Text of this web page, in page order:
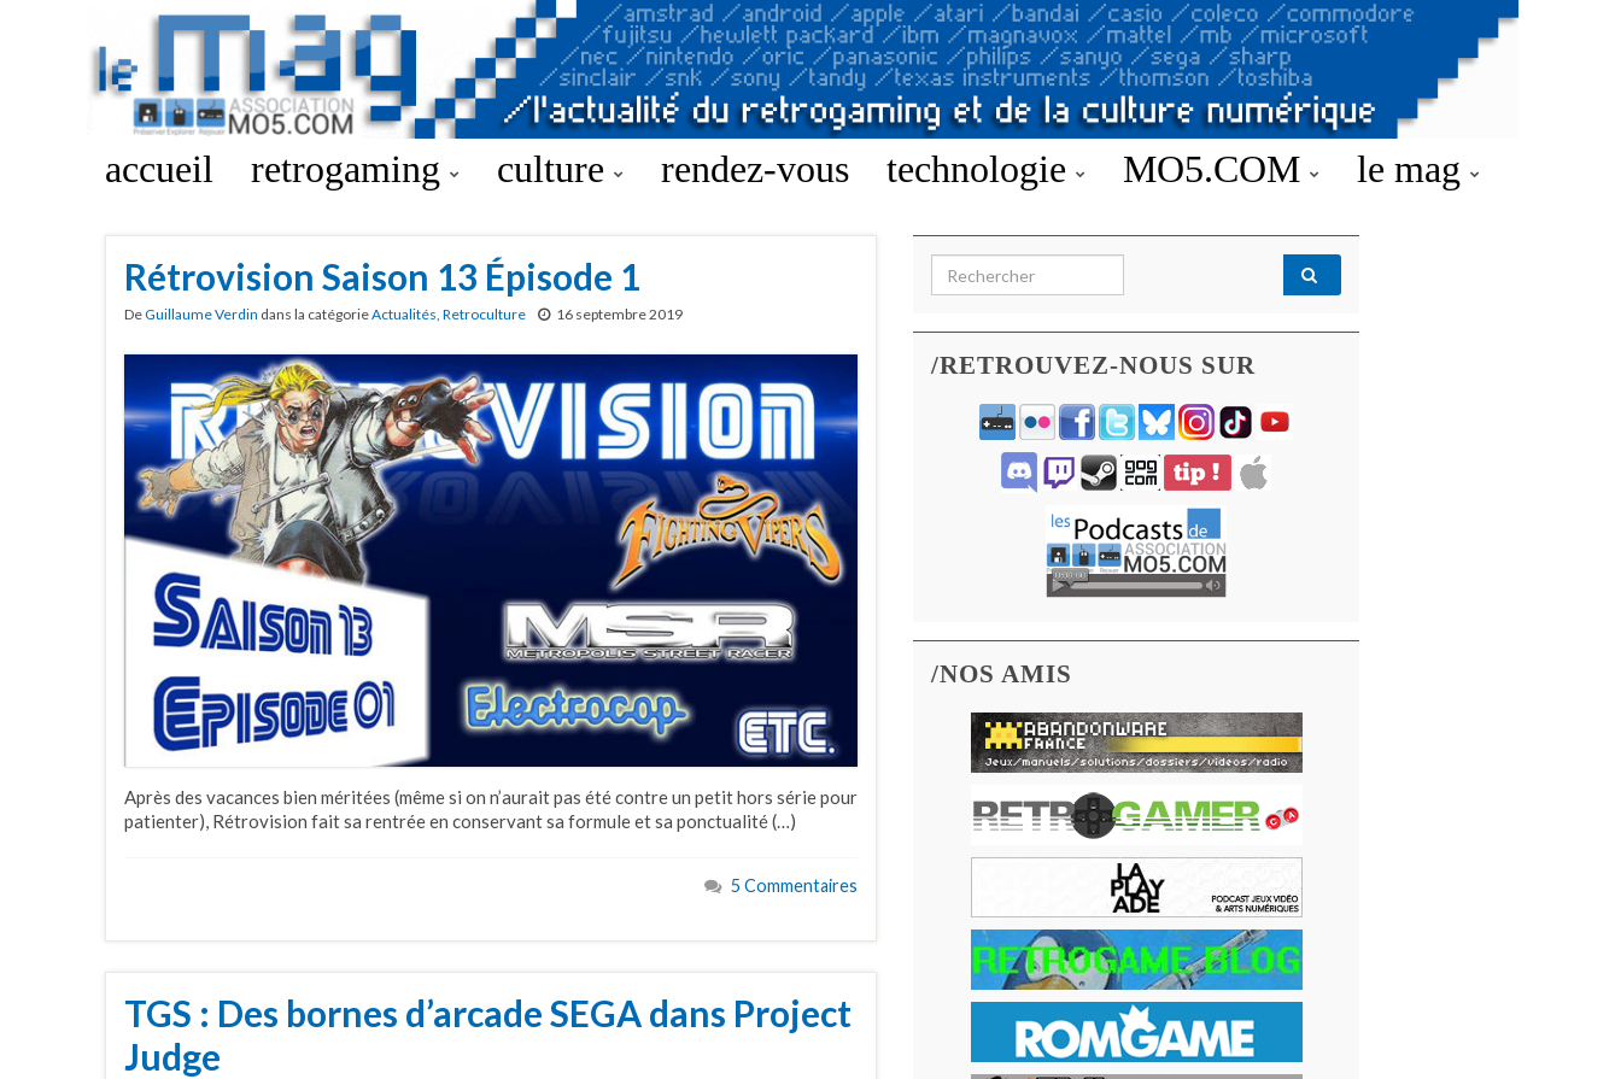
accueil retrogaming culture rendez-vous technologie MO5.COM le mag
Rétrovision Saison 13 Épisode 1
DeGuillaume Verdin dans la catégorieActualités, Retroculture 16 septembre 2019
Après des vacances bien méritées (même si on n’aurait pas été contre un petit hors série pour
patienter), Rétrovision fait sa rentrée en conservant sa formule et sa ponctualité (…)
5 Commentaires
TGS : Des bornes d’arcade SEGA dans Project
Judge
Search for:
/RETROUVEZ-NOUS SUR
/NOS AMIS